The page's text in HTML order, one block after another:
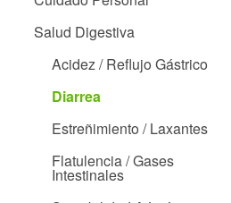
ajustar
personas
discapacidad
Salud Digestiva
Acidez / Reflujo Gástrico
Diarrea
Estreñimiento / Laxantes
Flatulencia / Gases
Intestinales